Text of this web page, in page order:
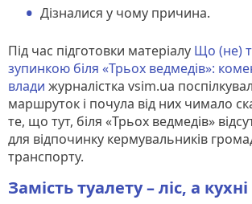
Дізналися у чому причина.
Під час підготовки матеріалу Що (не)
зупинкою біля «Трьох ведмедів»:
влади журналістка vsim.ua
маршруток і почула від них чимало
те, що тут, біля «Трьох ведмедів»
для відпочинку кермувальників
транспорту.
Замість туалету – ліс, а